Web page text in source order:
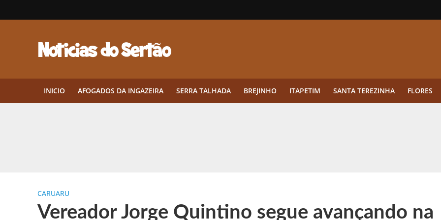
INICIO AFOGADOS DA INGAZEIRA SERRA TALHADA BREJINHO ITAPETIM SANTA TEREZINHA FLORES
Twin lança torneio semanal “Mestres das Rodadas” focado em multiplicadores
CARUARU
Vereador Jorge Quintino segue avançando na